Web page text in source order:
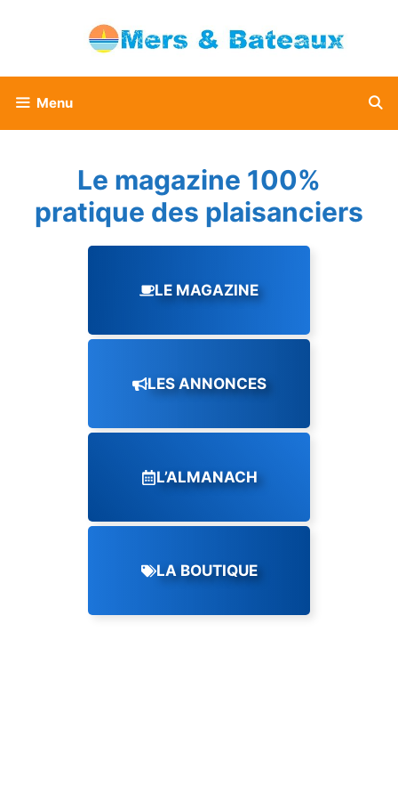
Menu
Le magazine 100%
pratique des plaisanciers
LE MAGAZINE
LES ANNONCES
L’ALMANACH
LA BOUTIQUE